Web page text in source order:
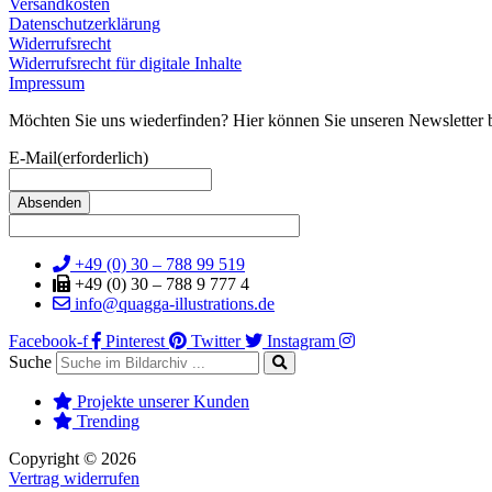
Versandkosten
Datenschutzerklärung
Widerrufsrecht
Widerrufsrecht für digitale Inhalte
Impressum
Möchten Sie uns wiederfinden? Hier können Sie unseren Newsletter
E-Mail(erforderlich)
+49 (0) 30 – 788 99 519
+49 (0) 30 – 788 9 777 4
info@quagga-illustrations.de
Facebook-f
Pinterest Twitter
Instagram
Suche
Projekte unserer Kunden
Trending
Copyright © 2026
Vertrag widerrufen